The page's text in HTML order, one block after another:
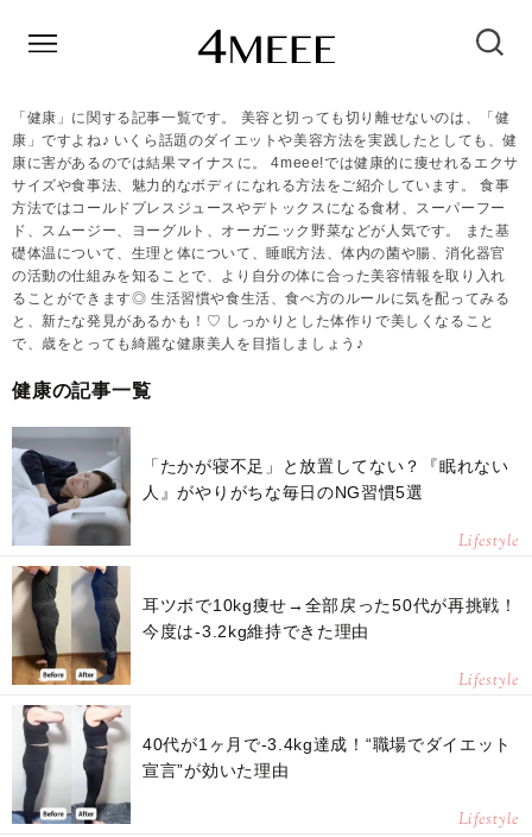
「健康」に関する記事一覧です。 美容と切っても切り離せないのは、「健
康」ですよね♪ いくら話題のダイエットや美容方法を実践したとしても、健
康に害があるのでは結果マイナスに。 4meee!では健康的に痩せれるエクサ
サイズや食事法、魅力的なボディになれる方法をご紹介しています。 食事
方法ではコールドプレスジュースやデトックスになる食材、スーパーフー
ド、スムージー、ヨーグルト、オーガニック野菜などが人気です。 また基
礎体温について、生理と体について、睡眠方法、体内の菌や腸、消化器官
の活動の仕組みを知ることで、より自分の体に合った美容情報を取り入れ
ることができます◎ 生活習慣や食生活、食べ方のルールに気を配ってみる
と、新たな発見があるかも！♡ しっかりとした体作りで美しくなること
で、歳をとっても綺麗な健康美人を目指しましょう♪
健康の記事一覧
「たかが寝不足」と放置してない？『眠れない
人』がやりがちな毎日のNG習慣5選
Lifestyle
耳ツボで10kg痩せ→全部戻った50代が再挑戦！
今度は-3.2kg維持できた理由
Lifestyle
40代が1ヶ月で-3.4kg達成！“職場でダイエット
宣言”が効いた理由
Lifestyle